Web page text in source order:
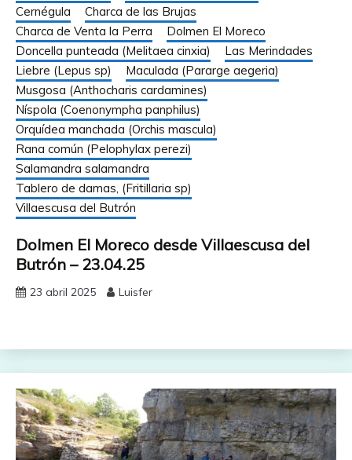
Cernégula
Charca de las Brujas
Charca de Venta la Perra
Dolmen El Moreco
Doncella punteada (Melitaea cinxia)
Las Merindades
Liebre (Lepus sp)
Maculada (Pararge aegeria)
Musgosa (Anthocharis cardamines)
Níspola (Coenonympha panphilus)
Orquídea manchada (Orchis mascula)
Rana común (Pelophylax perezi)
Salamandra salamandra
Tablero de damas, (Fritillaria sp)
Villaescusa del Butrón
Dolmen El Moreco desde Villaescusa del
Butrón – 23.04.25
23 abril 2025 Luisfer